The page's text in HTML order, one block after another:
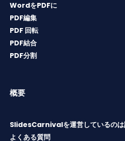
WordをPDFに
PDF編集
PDF 回転
PDF結合
PDF分割
概要
SlidesCarnivalを運営しているのは
よくある質問